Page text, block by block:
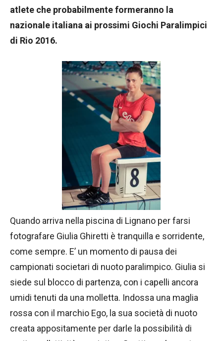
atlete che probabilmente formeranno la
nazionale italiana ai prossimi Giochi Paralimpici
di Rio 2016.
Quando arriva nella piscina di Lignano per farsi
fotografare Giulia Ghiretti è tranquilla e sorridente,
come sempre. E’ un momento di pausa dei
campionati societari di nuoto paralimpico. Giulia si
siede sul blocco di partenza, con i capelli ancora
umidi tenuti da una molletta. Indossa una maglia
rossa con il marchio Ego, la sua società di nuoto
creata appositamente per darle la possibilità di